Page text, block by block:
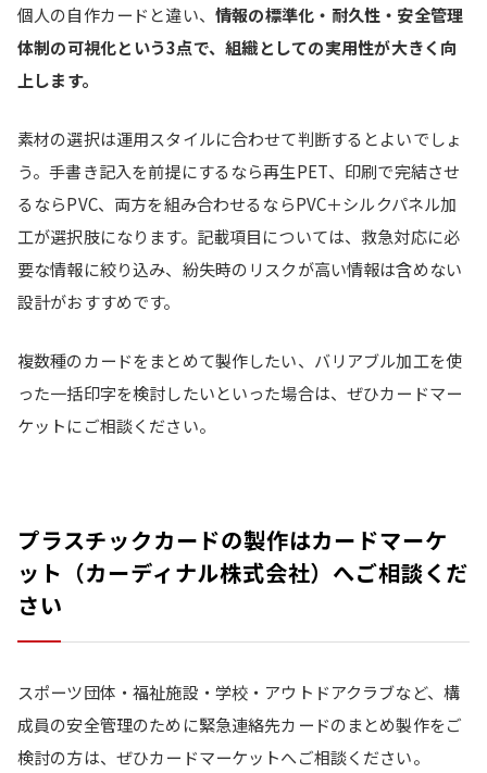
個人の自作カードと違い、 情報の標準化・耐久性・安全管理
体制の可視化という3点で、組織としての実用性が大きく向
上します。
素材の選択は運用スタイルに合わせて判断するとよいでしょ
う。手書き記入を前提にするなら再生PET、印刷で完結させ
るならPVC、両方を組み合わせるならPVC＋シルクパネル加
工が選択肢になります。記載項目については、救急対応に必
要な情報に絞り込み、紛失時のリスクが高い情報は含めない
設計がおすすめです。
複数種のカードをまとめて製作したい、バリアブル加工を使
った一括印字を検討したいといった場合は、ぜひカードマー
ケットにご相談ください。
プラスチックカードの製作はカードマーケ
ット（カーディナル株式会社）へご相談くだ
さい
スポーツ団体・福祉施設・学校・アウトドアクラブなど、構
成員の安全管理のために緊急連絡先カードのまとめ製作をご
検討の方は、ぜひカードマーケットへご相談ください。